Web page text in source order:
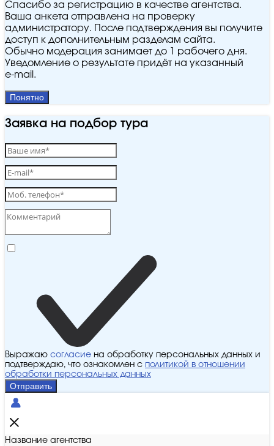
Спасибо за регистрацию в качестве агентства.
Ваша анкета отправлена на проверку
администратору. После подтверждения вы получите
доступ к дополнительным разделам сайта.
Обычно модерация занимает до 1 рабочего дня.
Уведомление о результате придёт на указанный
e‑mail.
Понятно
Заявка на подбор тура
Выражаю согласие на обработку персональных данных и
подтверждаю, что ознакомлен с политикой в отношении
обработки персональных данных
Отправить
Название агентства